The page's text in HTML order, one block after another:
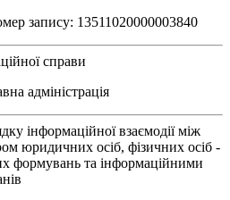
запису: 13511020000003840
справи
адміністрація
інформаційної взаємодії між
юридичних осіб, фізичних осіб -
формувань та інформаційними